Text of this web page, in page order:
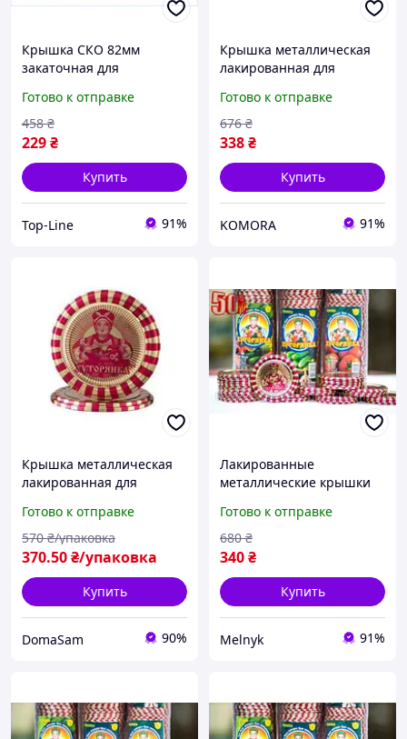
Крышка СКО 82мм
закаточная для
и фруктов герметичная с
лаком 50шт ТМ Авеста
Готово к отправке
229₴
458 ₴
Купить
Top-Line 91%
Крышка металлическая
лакированная для
для домашнего
использования надежная
герметичная упаковка
Готово к отправке
338₴
676 ₴
Купить
KOMORA 91%
Крышка металлическая
лакированная для
Хуторянка 50 шт.
Готово к отправке
370.50₴/упаковка
570 ₴/упаковка
Купить
DomaSam 90%
Лакированные
металлические крышки
Хуторянка 50 штук для
надежной герметизации
Готово к отправке
340₴
680 ₴
Купить
Melnyk 91%